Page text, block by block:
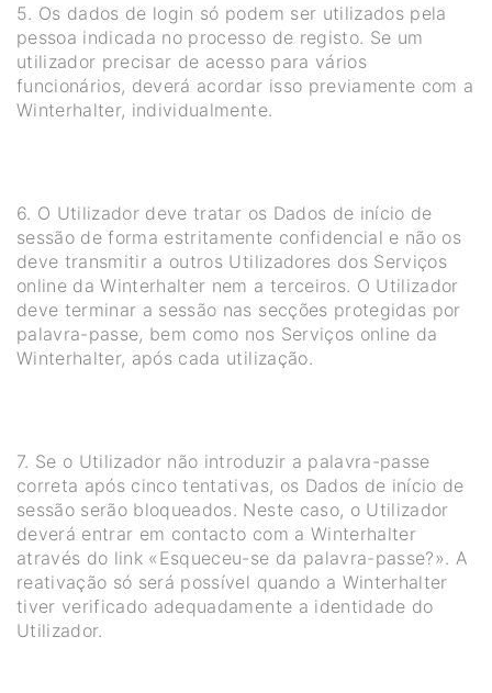
5. Os dados de login só podem ser utilizados pela
pessoa indicada no processo de registo. Se um
utilizador precisar de acesso para vários
funcionários, deverá acordar isso previamente com a
Winterhalter, individualmente.
6. O Utilizador deve tratar os Dados de início de
sessão de forma estritamente confidencial e não os
deve transmitir a outros Utilizadores dos Serviços
online da Winterhalter nem a terceiros. O Utilizador
deve terminar a sessão nas secções protegidas por
palavra-passe, bem como nos Serviços online da
Winterhalter, após cada utilização.
7. Se o Utilizador não introduzir a palavra-passe
correta após cinco tentativas, os Dados de início de
sessão serão bloqueados. Neste caso, o Utilizador
deverá entrar em contacto com a Winterhalter
através do link «Esqueceu-se da palavra-passe?». A
reativação só será possível quando a Winterhalter
tiver verificado adequadamente a identidade do
Utilizador.